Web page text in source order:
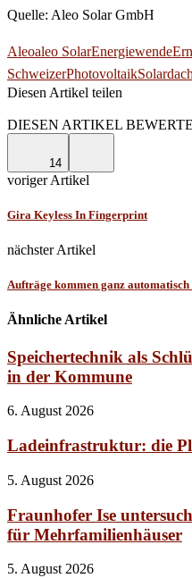
Quelle: Aleo Solar GmbH
Aleoaleo SolarEnergiewende
SchweizerPhotovoltaik
Diesen Artikel teilen
DIESEN ARTIKEL
14
voriger Artikel
Gira Keyless In Fingerprint
nächster Artikel
Aufträge kommen ganz
Ähnliche Artikel
Speichertechnik als
in der Kommune
6. August 2026
Ladeinfrastruktur: die
5. August 2026
Fraunhofer Ise
für Mehrfamilienhäuser
5. August 2026